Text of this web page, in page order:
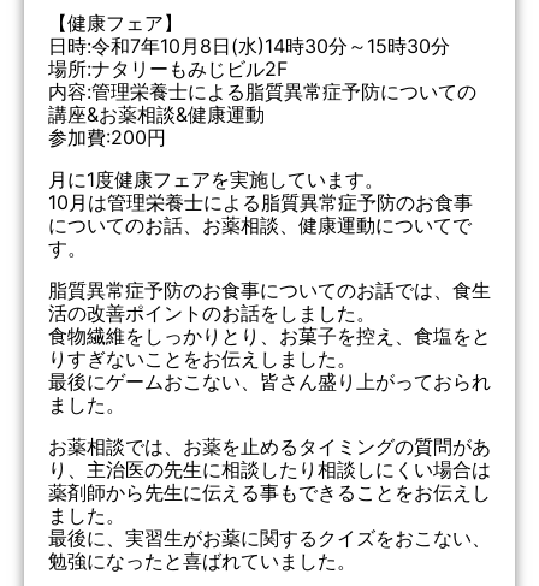
【健康フェア】
日時:令和7年10月8日(水)14時30分～15時30分
場所:ナタリーもみじビル2F
内容:管理栄養士による脂質異常症予防についての
講座&お薬相談&健康運動
参加費:200円
月に1度健康フェアを実施しています。
10月は管理栄養士による脂質異常症予防のお食事
についてのお話、お薬相談、健康運動についてで
す。
脂質異常症予防のお食事についてのお話では、食生
活の改善ポイントのお話をしました。
食物繊維をしっかりとり、お菓子を控え、食塩をと
りすぎないことをお伝えしました。
最後にゲームおこない、皆さん盛り上がっておられ
ました。
お薬相談では、お薬を止めるタイミングの質問があ
り、主治医の先生に相談したり相談しにくい場合は
薬剤師から先生に伝える事もできることをお伝えし
ました。
最後に、実習生がお薬に関するクイズをおこない、
勉強になったと喜ばれていました。